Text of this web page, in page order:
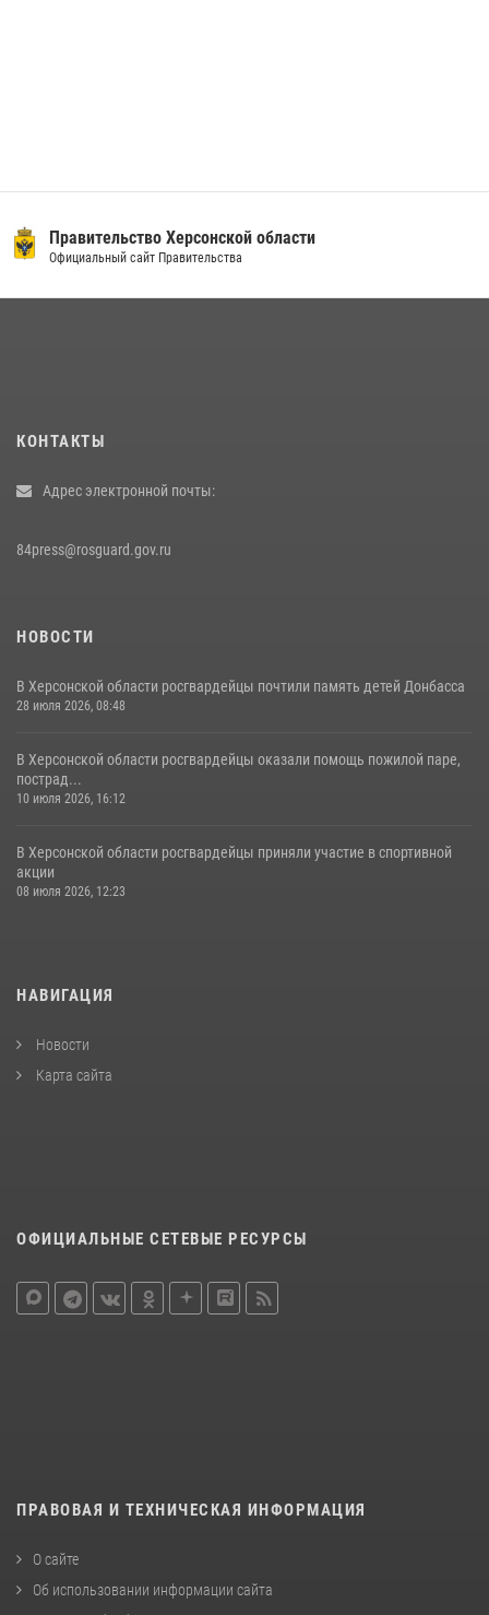
Правительство Херсонской области
Официальный сайт Правительства
КОНТАКТЫ
Адрес электронной почты:
84press@rosguard.gov.ru
НОВОСТИ
В Херсонской области росгвардейцы почтили память детей Донбасса
28 июля 2026, 08:48
В Херсонской области росгвардейцы оказали помощь пожилой паре,
пострад...
10 июля 2026, 16:12
В Херсонской области росгвардейцы приняли участие в спортивной
акции
08 июля 2026, 12:23
НАВИГАЦИЯ
Новости
Карта сайта
ОФИЦИАЛЬНЫЕ СЕТЕВЫЕ РЕСУРСЫ
ПРАВОВАЯ И ТЕХНИЧЕСКАЯ ИНФОРМАЦИЯ
О сайте
Об использовании информации сайта